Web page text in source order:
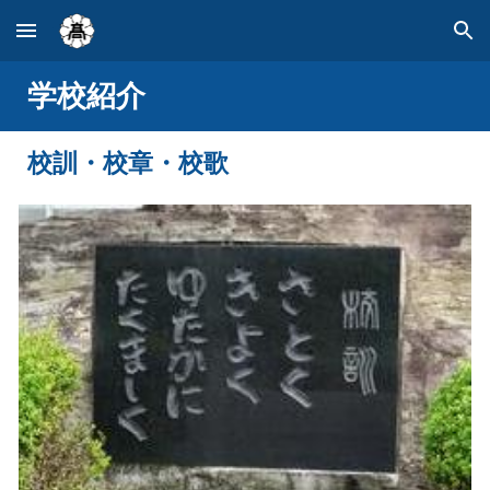
Skip to main content Skip to navigation
学校紹介
校訓・校章・校歌